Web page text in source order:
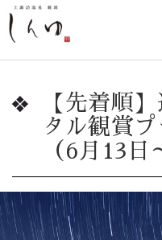
【先着順
タル観賞プ
（6月13日